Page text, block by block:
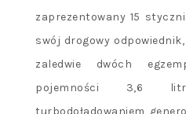
zaprezentowany 15
swój drogowy
zaledwie dwóch
pojemności 3,6
turbodoładowaniem